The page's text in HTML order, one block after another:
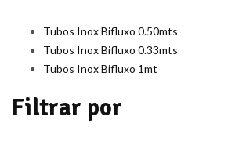
Tubos Inox Bifluxo 0.50mts
Tubos Inox Bifluxo 0.33mts
Tubos Inox Bifluxo 1mt
Filtrar por